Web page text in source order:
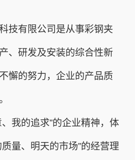
技有限公司是从事彩钢夹
、研发及安装的综合性新
懈的努力，企业的产品质
我的追求”的企业精神，体
量、明天的市场”的经营理